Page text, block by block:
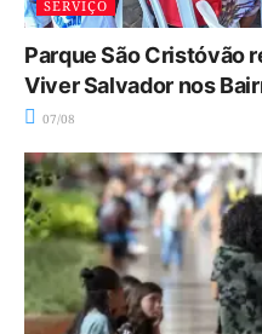
SERVIÇO
Parque São Cristóvão
Viver Salvador nos
07/08